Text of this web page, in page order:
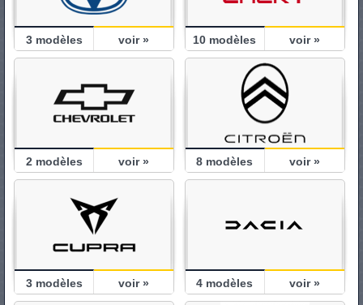
3modèles voir » 10 modèles voir »
2modèles voir » 8 modèles voir »
3modèles voir » 4 modèles voir »